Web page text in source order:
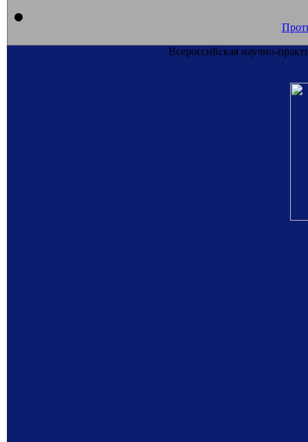
Всероссийская научно-